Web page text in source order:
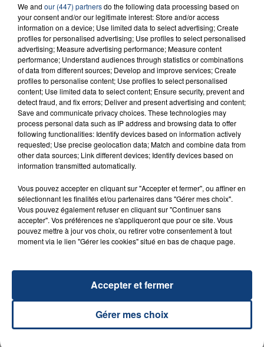
23 juillet 2026
INCENDIE MORTEL À LENS : UNE FEMME ET
SON BÉBÉ ENTRE LA VIE ET LA...
Un homme s'est immolé par le feu après avoir
aspergé sa compagne et leur bébé de trois mois
d'un liquide inflammable.
20 juillet 2026
OPÉRER DE LA CHEVILLE RESSORT DE LA...
La famille a porté plainte contre la clinique qui a
reconnu sa responsabilité et présenté ses
TITRES DIFFUSÉS
We and our (447) partnersdo the following data processing based on
your consent and/or our legitimate interest: Store and/or access
information on a device; Use limited data to select advertising; Create
profiles for personalised advertising; Use profiles to select personalised
advertising; Measure advertising performance; Measure content
performance; Understand audiences through statistics or combinations
of data from different sources; Develop and improve services; Create
profiles to personalise content; Use profiles to select personalised
content; Use limited data to select content; Ensure security, prevent and
detect fraud, and fix errors; Deliver and present advertising and content;
Save and communicate privacy choices. These technologies may
process personal data such as IP address and browsing data to offer
following functionalities: Identify devices based on information actively
requested; Use precise geolocation data; Match and combine data from
other data sources; Link different devices; Identify devices based on
information transmitted automatically.
Vous pouvez accepter en cliquant sur "Accepter et fermer", ou affiner en
sélectionnant les finalités et/ou partenaires dans "Gérer mes choix".
Vous pouvez également refuser en cliquant sur "Continuer sans
accepter". Vos préférences ne s'appliqueront que pour ce site. Vous
pouvez mettre à jour vos choix, ou retirer votre consentement à tout
moment via le lien "Gérer les cookies" situé en bas de chaque page.
Gérer mes choix
Accepter et fermer